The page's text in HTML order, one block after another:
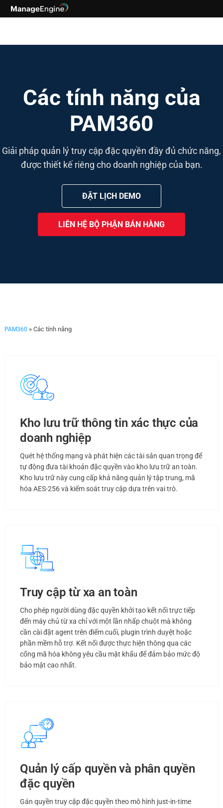
Các tính năng của
PAM360
Giải pháp quản lý truy cập đặc quyền đầy đủ chức năng,
được thiết kế riêng cho doanh nghiệp của bạn.
ĐẶT LỊCH DEMO
LIÊN HỆ BỘ PHẬN BÁN HÀNG
PAM360 » Các tính năng
Kho lưu trữ thông tin xác thực của
doanh nghiệp
Quét hệ thống mạng và phát hiện các tài sản quan trọng để
tự động đưa tài khoản đặc quyền vào kho lưu trữ an toàn.
Kho lưu trữ này cung cấp khả năng quản lý tập trung, mã
hóa AES-256 và kiểm soát truy cập dựa trên vai trò.
Truy cập từ xa an toàn
Cho phép người dùng đặc quyền khởi tạo kết nối trực tiếp
đến máy chủ từ xa chỉ với một lần nhấp chuột mà không
cần cài đặt agent trên điểm cuối, plugin trình duyệt hoặc
phần mềm hỗ trợ. Kết nối được thực hiện thông qua các
cổng mã hóa không yêu cầu mật khẩu để đảm bảo mức độ
bảo mật cao nhất.
Quản lý cấp quyền và phân quyền
đặc quyền
Gán quyền truy cập đặc quyền theo mô hình just-in-time